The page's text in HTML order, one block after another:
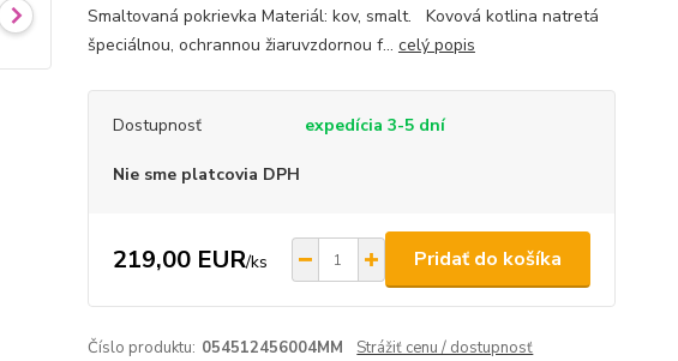
Smaltovaná pokrievka Materiál: kov, smalt. Kovová kotlina natretá
špeciálnou, ochrannou žiaruvzdornou f... celý popis
Dostupnosť expedícia 3-5 dní
Nie sme platcovia DPH
219,00 EUR/ks Pridať do košíka
Číslo produktu: 054512456004MM Strážiť cenu / dostupnosť